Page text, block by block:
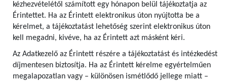
kézhezvételétől számított egy hónapon belül tájékoztatja az
Érintettet. Ha az Érintett elektronikus úton nyújtotta be a
kérelmet, a tájékoztatást lehetőség szerint elektronikus úton
kell megadni, kivéve, ha az Érintett azt másként kéri.
Az Adatkezelő az Érintett részére a tájékoztatást és intézkedést
díjmentesen biztosítja. Ha az Érintett kérelme egyértelműen
megalapozatlan vagy – különösen ismétlődő jellege miatt –